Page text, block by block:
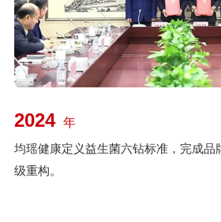
2024 年
均瑶健康定义益生菌六钻标准，完成品
级重构。